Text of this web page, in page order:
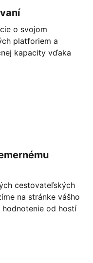
o svojom
platforiem a
kapacity vďaka
cestovateľských
na stránke vášho
od hostí